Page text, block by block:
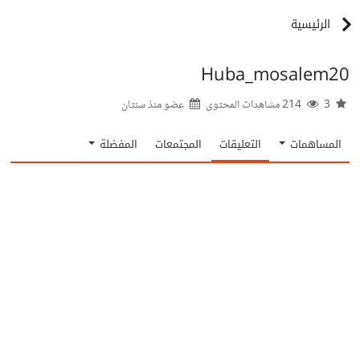
الرئيسية
Huba_mosalem20
عضو منذسنتان
المساهمات التعليقات المجتمعات المفضلة